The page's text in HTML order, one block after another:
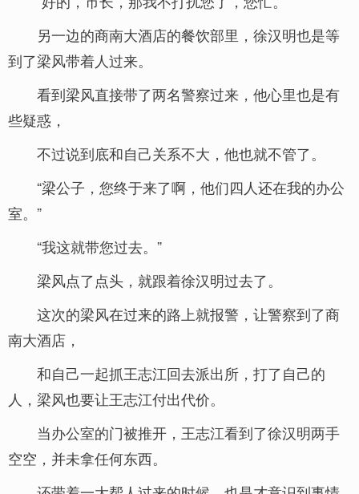
另一边的商南大酒店的餐饮部里，徐汉明也是等
到了梁风带着人过来。
看到梁风直接带了两名警察过来，他心里也是有
些疑惑，
不过说到底和自己关系不大，他也就不管了。
“梁公子，您终于来了啊，他们四人还在我的办公
室。”
“我这就带您过去。”
梁风点了点头，就跟着徐汉明过去了。
这次的梁风在过来的路上就报警，让警察到了商
南大酒店，
和自己一起抓王志江回去派出所，打了自己的
人，梁风也要让王志江付出代价。
当办公室的门被推开，王志江看到了徐汉明两手
空空，并未拿任何东西。